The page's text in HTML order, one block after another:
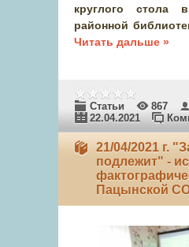
круглого стола
районной
Читать дальше »
Статьи 867
22.04.2021
21/04/2021 г.
подлежит" -
Пацынской